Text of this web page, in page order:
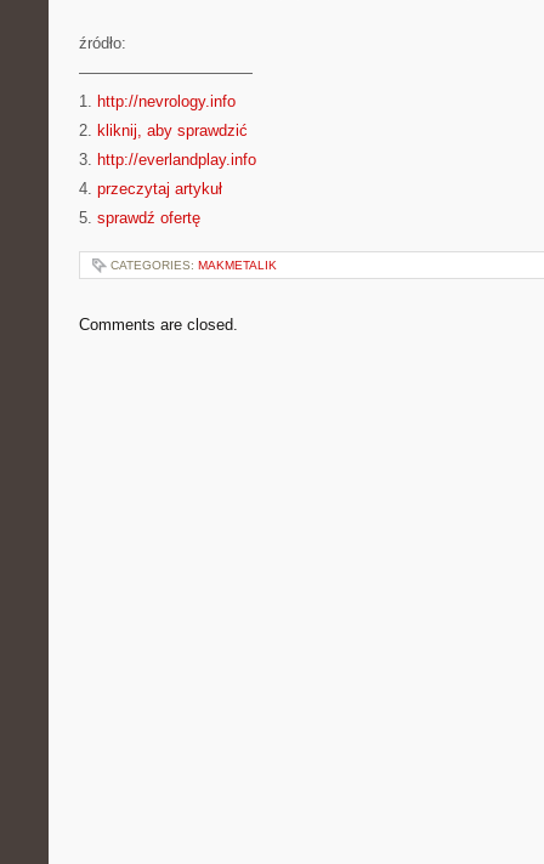
źródło:
———————————
1. http://nevrology.info
2. kliknij, aby sprawdzić
3. http://everlandplay.info
4. przeczytaj artykuł
5. sprawdź ofertę
CATEGORIES: MAKMETALIK
Comments are closed.